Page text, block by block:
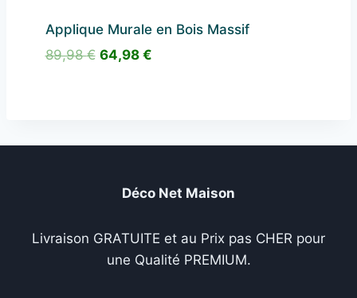
Applique Murale en Bois Massif
89,98€ Le
64,98 €Le
Déco Net Maison
Livraison GRATUITE et au Prix pas CHER pour
une Qualité PREMIUM.